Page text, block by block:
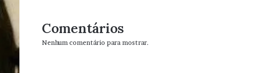
Comentários
Nenhum comentário para mostrar.